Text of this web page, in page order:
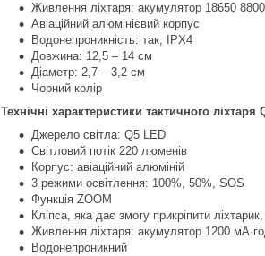
Живлення ліхтаря: акумулятор 18650
Авіаційний алюмінієвий корпус
Водонепроникність: так, IPX4
Довжина: 12,5 – 14 см
Діаметр: 2,7 – 3,2 см
Чорний колір
Технічні характеристики тактичного ліхтаря
Джерело світла: Q5 LED
Світловий потік 220 люменів
Корпус: авіаційний алюміній
3 режими освітлення: 100%, 50%, SOS
Функція ZOOM
Кліпса, яка дає змогу прикріпити
Живлення ліхтаря: акумулятор 1200
Водонепроникний